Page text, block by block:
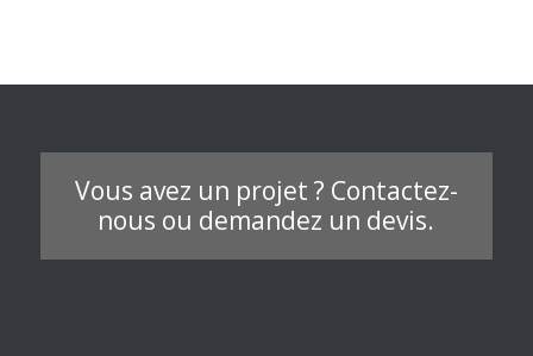
Vous avez un projet ? Contactez-
nous ou demandez un devis.